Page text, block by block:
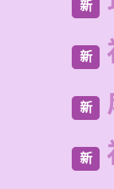
新
新
新
新